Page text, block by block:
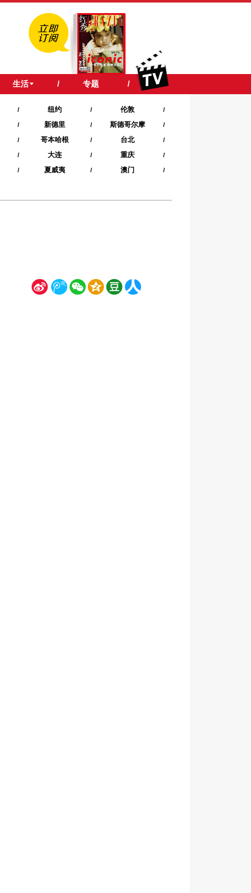
生活 / 专题 /
/ 纽约 / 伦敦 /
/ 新德里 / 斯德哥尔摩 /
/ 哥本哈根 / 台北 /
/ 大连 / 重庆 /
/ 夏威夷‍ / 澳门 /
新 腾 微 空 豆